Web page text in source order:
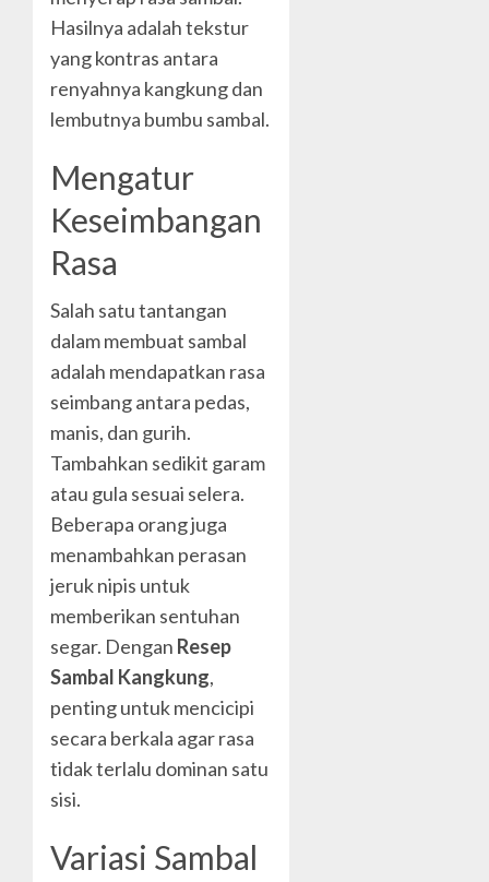
Hasilnya adalah tekstur
yang kontras antara
renyahnya kangkung dan
lembutnya bumbu sambal.
Mengatur
Keseimbangan
Rasa
Salah satu tantangan
dalam membuat sambal
adalah mendapatkan rasa
seimbang antara pedas,
manis, dan gurih.
Tambahkan sedikit garam
atau gula sesuai selera.
Beberapa orang juga
menambahkan perasan
jeruk nipis untuk
memberikan sentuhan
segar. Dengan Resep
Sambal Kangkung,
penting untuk mencicipi
secara berkala agar rasa
tidak terlalu dominan satu
sisi.
Variasi Sambal